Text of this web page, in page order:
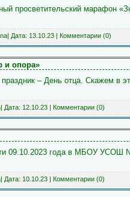
просветительский марафон
| Дата: 13.10.23 | Комментарии (0)
и опора»
– День отца. Скажем в
| Дата: 12.10.23 | Комментарии (0)
09.10.2023 года в МБОУ УСОШ
| Дата: 10.10.23 | Комментарии (0)